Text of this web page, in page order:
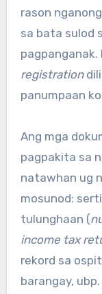
rason
sa bata sulod
pagpanganak.
registrationdili
panumpaan
Ang mga
pagpakita sa
natawhan ug
mosunod:
tulunghaan (
income tax
rekord sa
barangay, ubp.